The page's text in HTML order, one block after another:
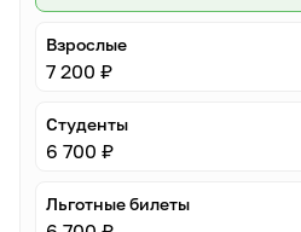
Взрослые
7 200 ₽
Студенты
6 700 ₽
Льготные билеты